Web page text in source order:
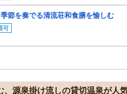
節を奏でる清流荘和食膳を愉しむ
可
、源泉掛け流しの貸切温泉が人